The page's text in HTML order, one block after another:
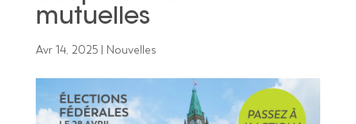
mutuelles
Avr 14, 2025| Nouvelles